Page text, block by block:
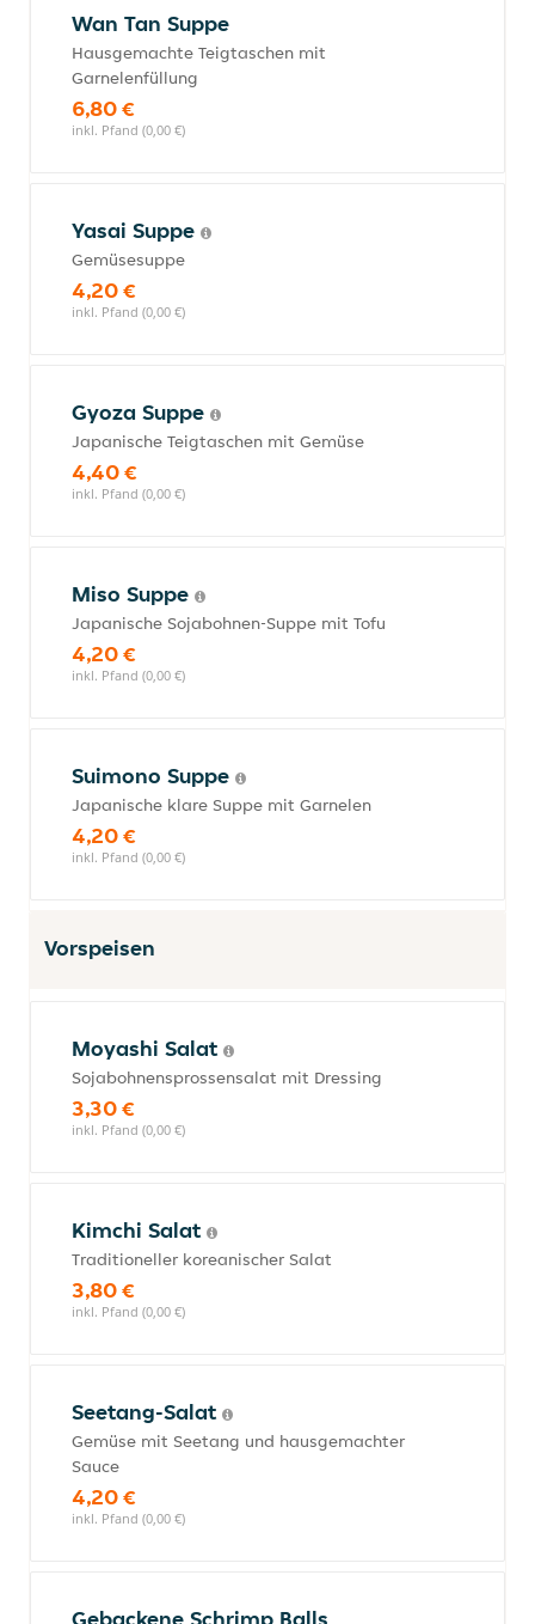
Wan Tan Suppe
Hausgemachte Teigtaschen mit
Garnelenfüllung
6,80 €
inkl. Pfand (0,00 €)
Yasai Suppe
Gemüsesuppe
4,20 €
inkl. Pfand (0,00 €)
Gyoza Suppe
Japanische Teigtaschen mit Gemüse
4,40 €
inkl. Pfand (0,00 €)
Miso Suppe
Japanische Sojabohnen-Suppe mit Tofu
4,20 €
inkl. Pfand (0,00 €)
Suimono Suppe
Japanische klare Suppe mit Garnelen
4,20 €
inkl. Pfand (0,00 €)
Vorspeisen
Moyashi Salat
Sojabohnensprossensalat mit Dressing
3,30 €
inkl. Pfand (0,00 €)
Kimchi Salat
Traditioneller koreanischer Salat
3,80 €
inkl. Pfand (0,00 €)
Seetang-Salat
Gemüse mit Seetang und hausgemachter
Sauce
4,20 €
inkl. Pfand (0,00 €)